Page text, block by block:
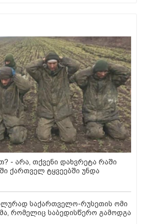
- არა, თქვენი დახვრეტა რაში
ქართველ ტყვეებში უნდა
საქართველო-რუსეთის ომი
რომელიც საბედისწერო გამოდგა